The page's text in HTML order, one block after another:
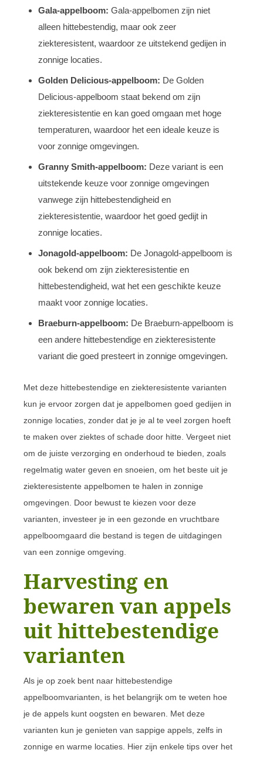
Gala-appelboom: Gala-appelbomen zijn niet
alleen hittebestendig, maar ook zeer
ziekteresistent, waardoor ze uitstekend gedijen in
zonnige locaties.
Golden Delicious-appelboom: De Golden
Delicious-appelboom staat bekend om zijn
ziekteresistentie en kan goed omgaan met hoge
temperaturen, waardoor het een ideale keuze is
voor zonnige omgevingen.
Granny Smith-appelboom: Deze variant is een
uitstekende keuze voor zonnige omgevingen
vanwege zijn hittebestendigheid en
ziekteresistentie, waardoor het goed gedijt in
zonnige locaties.
Jonagold-appelboom: De Jonagold-appelboom is
ook bekend om zijn ziekteresistentie en
hittebestendigheid, wat het een geschikte keuze
maakt voor zonnige locaties.
Braeburn-appelboom: De Braeburn-appelboom is
een andere hittebestendige en ziekteresistente
variant die goed presteert in zonnige omgevingen.
Met deze hittebestendige en ziekteresistente varianten
kun je ervoor zorgen dat je appelbomen goed gedijen in
zonnige locaties, zonder dat je je al te veel zorgen hoeft
te maken over ziektes of schade door hitte. Vergeet niet
om de juiste verzorging en onderhoud te bieden, zoals
regelmatig water geven en snoeien, om het beste uit je
ziekteresistente appelbomen te halen in zonnige
omgevingen. Door bewust te kiezen voor deze
varianten, investeer je in een gezonde en vruchtbare
appelboomgaard die bestand is tegen de uitdagingen
van een zonnige omgeving.
Harvesting en
bewaren van appels
uit hittebestendige
varianten
Als je op zoek bent naar hittebestendige
appelboomvarianten, is het belangrijk om te weten hoe
je de appels kunt oogsten en bewaren. Met deze
varianten kun je genieten van sappige appels, zelfs in
zonnige en warme locaties. Hier zijn enkele tips over het